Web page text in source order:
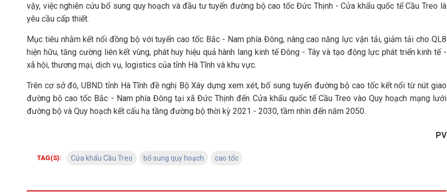
vậy, việc nghiên cứu bổ sung quy hoạch và đầu tư tuyến đường bộ cao tốc Đức Thịnh - Cửa khẩu quốc tế Cầu Treo là
yêu cầu cấp thiết.
Mục tiêu nhằm kết nối đồng bộ với tuyến cao tốc Bắc - Nam phía Đông, nâng cao năng lực vận tải, giảm tải cho QL8
hiện hữu, tăng cường liên kết vùng, phát huy hiệu quả hành lang kinh tế Đông - Tây và tạo động lực phát triển kinh tế -
xã hội, thương mại, dịch vụ, logistics của tỉnh Hà Tĩnh và khu vực.
Trên cơ sở đó, UBND tỉnh Hà Tĩnh đề nghị Bộ Xây dựng xem xét, bổ sung tuyến đường bộ cao tốc kết nối từ nút giao
đường bộ cao tốc Bắc - Nam phía Đông tại xã Đức Thịnh đến Cửa khẩu quốc tế Cầu Treo vào Quy hoạch mạng lưới
đường bộ và Quy hoạch kết cấu hạ tầng đường bộ thời kỳ 2021 - 2030, tầm nhìn đến năm 2050.
PV
TAG(S): Cửa khẩu Cầu Treo bổ sung quy hoạch cao tốc